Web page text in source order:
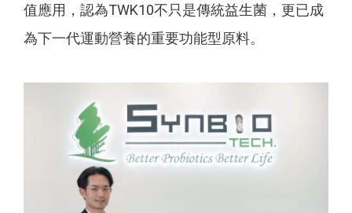
值應用，認為TWK10不只是傳統益生菌，更已成
為下一代運動營養的重要功能型原料。